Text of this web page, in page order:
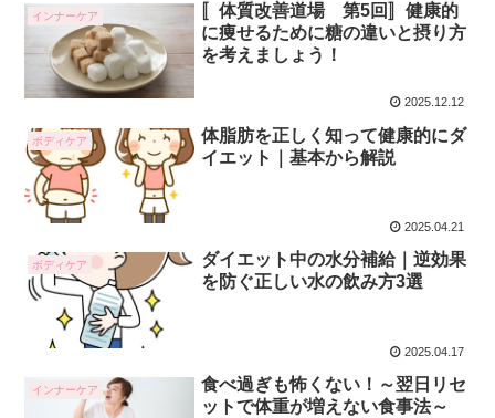
インナーケア
〚体質改善道場 第5回〛健康的
に痩せるために糖の違いと摂り方
を考えましょう！
2025.12.12
ボディケア
体脂肪を正しく知って健康的にダ
イエット｜基本から解説
2025.04.21
ボディケア
ダイエット中の水分補給｜逆効果
を防ぐ正しい水の飲み方3選
2025.04.17
インナーケア
食べ過ぎも怖くない！～翌日リセ
ットで体重が増えない食事法～